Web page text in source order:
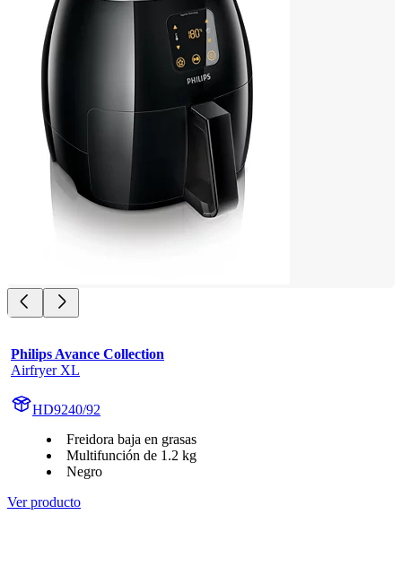
Philips Avance Collection
Airfryer XL
HD9240/92
Freidora baja en grasas
Multifunción de 1.2 kg
Negro
Ver producto